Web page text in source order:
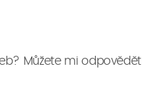
Můžete mi odpovědět